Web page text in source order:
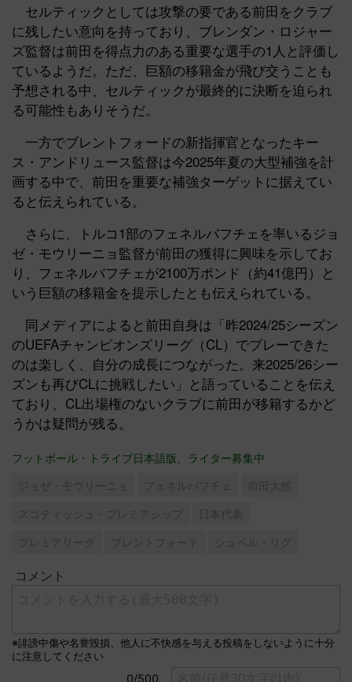
セルティックとしては攻撃の要である前田をクラブ
に残したい意向を持っており、ブレンダン・ロジャー
ズ監督は前田を得点力のある重要な選手の1人と評価し
ているようだ。ただ、巨額の移籍金が飛び交うことも
予想される中、セルティックが最終的に決断を迫られ
る可能性もありそうだ。
一方でブレントフォードの新指揮官となったキー
ス・アンドリュース監督は今2025年夏の大型補強を計
画する中で、前田を重要な補強ターゲットに据えてい
ると伝えられている。
さらに、トルコ1部のフェネルバフチェを率いるジョ
ゼ・モウリーニョ監督が前田の獲得に興味を示してお
り、フェネルバフチェが2100万ポンド（約41億円）と
いう巨額の移籍金を提示したとも伝えられている。
同メディアによると前田自身は「昨2024/25シーズン
のUEFAチャンピオンズリーグ（CL）でプレーできた
のは楽しく、自分の成長につながった。来2025/26シー
ズンも再びCLに挑戦したい」と語っていることを伝え
ており、CL出場権のないクラブに前田が移籍するかど
うかは疑問が残る。
フットボール・トライブ日本語版、ライター募集中
ジョゼ・モウリーニョ フェネルバフチェ
前田大然
スコティッシュ・プレミアシップ
日本代表
プレミアリーグ
ブレントフォード シュペル・リグ